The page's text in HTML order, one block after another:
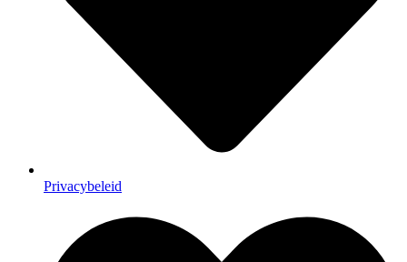
Privacybeleid